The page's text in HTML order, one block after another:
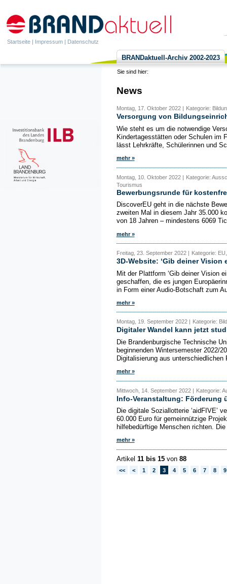
Startseite | Impressum | Datenschutz
BRANDaktuell-Archiv 2002-2023
Sie sind hier:
News
Montag, 17. Oktober 2022 | Kategorie:
Versorgung von
Wie steht es um die notwendige
Kindertagesstätten oder Schulen im
lässt Lehrkräfte, Schülerinnen und
mehr »
Montag, 10. Oktober 2022 | Kategorie:
Tourismus
Bewerbungsrunde für
DiscoverEU geht in die nächste
zweiten Mal in diesem Jahr 35.000
von 18 Jahren – mindestens 6069
mehr »
Freitag, 23. September 2022 | Kategorie:
3D-Website: ‘Gib deiner Vision
Mit der Plattform ‘Gib deiner Vision
geschaffen, die es jungen
in Form einer Audio-Botschaft zum
mehr »
Montag, 19. September 2022 | Kategorie:
Digitaler Wandel kann jetzt
Die Brandenburgische Technische
beginnenden Wintersemester 2022/
Digitalisierung aus
mehr »
Mittwoch, 14. September 2022 | Kategorie:
Info-Veranstaltung: Förderung
Die digitale Soziallotterie ‘aidFIVE’
60.000 Euro für gemeinnützige
hilfebedürftige Menschen richten.
mehr »
Artikel 11 bis 15von 88
<< < 1 2 3 4 5 6 7 8 9